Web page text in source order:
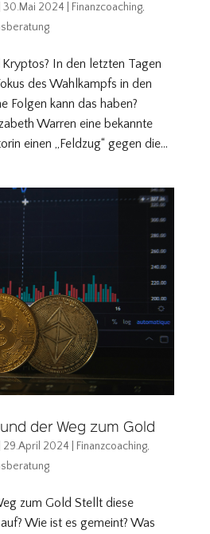
30.Mai 2024 Finanzcoaching,
In den letzten Tagen
des Wahlkampfs in den
Folgen kann das haben?
Warren eine bekannte
einen „Feldzug“ gegen die...
der Weg zum Gold
29.April 2024 Finanzcoaching,
zum Gold Stellt diese
Wie ist es gemeint? Was